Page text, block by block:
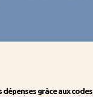
dépenses grâce aux